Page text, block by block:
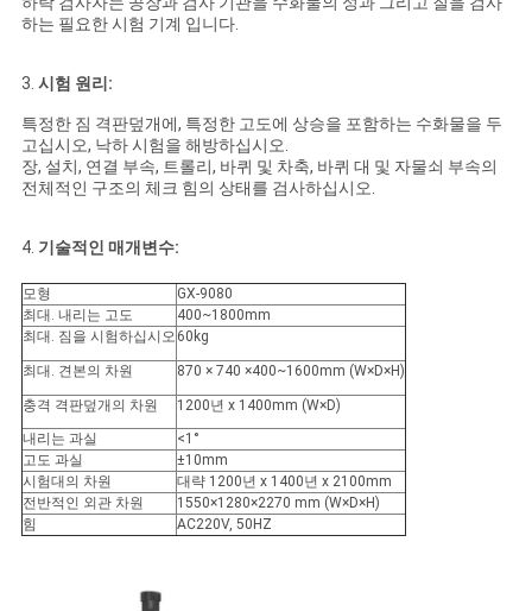
요
사
이
트
맵
PRIVACY
POLICY
하는 필요한 시험 기계 입니다.
3. 시험 원리:
특정한 짐 격판덮개에, 특정한 고도에 상승을 포함하는 수화물을 두
고십시오, 낙하 시험을 해방하십시오.
장, 설치, 연결 부속, 트롤리, 바퀴 및 차축, 바퀴 대 및 자물쇠 부속의
전체적인 구조의 체크 힘의 상태를 검사하십시오.
4. 기술적인 매개변수:
모형
GX-9080
최대. 내리는 고도
400~1800mm
최대. 짐을 시험하십시오 60kg
최대. 견본의 차원 870 × 740 ×400~1600mm (W×D×H)
충격 격판덮개의 차원
1200년 x 1400mm (W×D)
내리는 과실
<1°
고도 과실
±10mm
시험대의 차원
대략 1200년 x 1400년 x 2100mm
전반적인 외관 차원
1550×1280×2270 mm (W×D×H)
힘
AC220V, 50HZ